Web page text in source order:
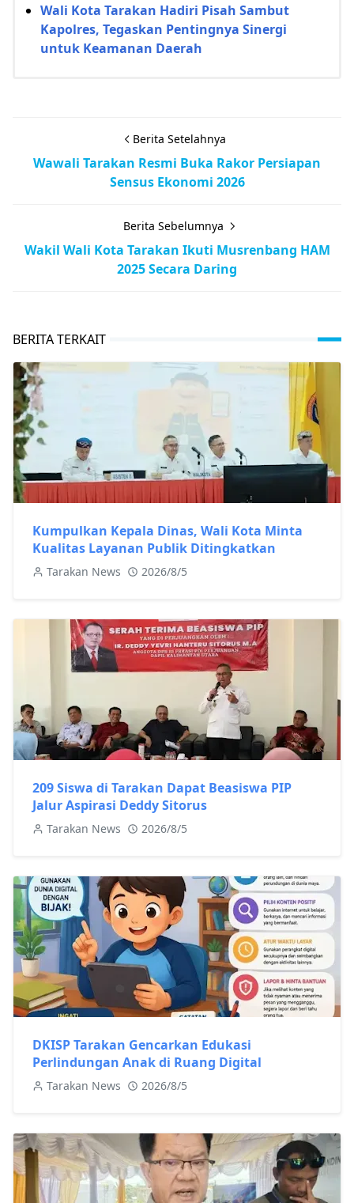
Wali Kota Tarakan Hadiri Pisah Sambut
Kapolres, Tegaskan Pentingnya Sinergi
untuk Keamanan Daerah
Berita Setelahnya
Wawali Tarakan Resmi Buka Rakor Persiapan
Sensus Ekonomi 2026
Berita Sebelumnya
Wakil Wali Kota Tarakan Ikuti Musrenbang HAM
2025 Secara Daring
BERITA TERKAIT
Kumpulkan Kepala Dinas, Wali Kota Minta
Kualitas Layanan Publik Ditingkatkan
Tarakan News 2026/8/5
209 Siswa di Tarakan Dapat Beasiswa PIP
Jalur Aspirasi Deddy Sitorus
Tarakan News 2026/8/5
DKISP Tarakan Gencarkan Edukasi
Perlindungan Anak di Ruang Digital
Tarakan News 2026/8/5